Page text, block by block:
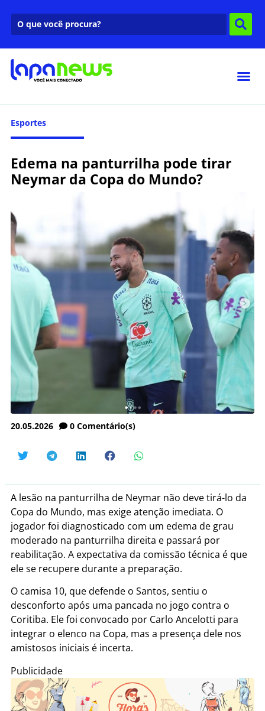
Esportes
Edema na panturrilha pode tirar
Neymar da Copa do Mundo?
20.05.2026 0 Comentário(s)
A lesão na panturrilha de Neymar não deve tirá-lo da
Copa do Mundo, mas exige atenção imediata. O
jogador foi diagnosticado com um edema de grau
moderado na panturrilha direita e passará por
reabilitação. A expectativa da comissão técnica é que
ele se recupere durante a preparação.
O camisa 10, que defende o Santos, sentiu o
desconforto após uma pancada no jogo contra o
Coritiba. Ele foi convocado por Carlo Ancelotti para
integrar o elenco na Copa, mas a presença dele nos
amistosos iniciais é incerta.
Publicidade